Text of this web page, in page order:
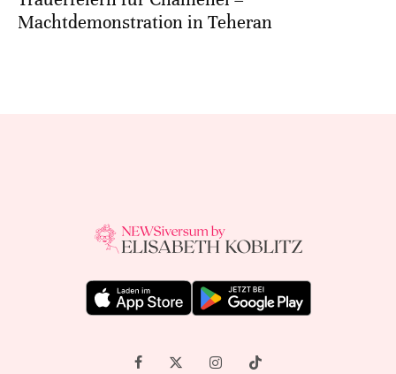
Machtdemonstration in Teheran